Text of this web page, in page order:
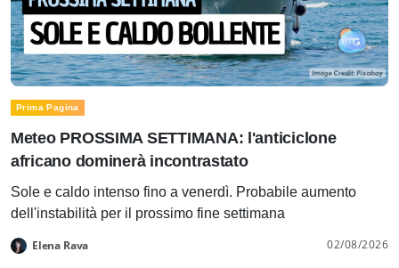
Prima Pagina
Meteo PROSSIMA SETTIMANA: l'anticiclone
africano dominerà incontrastato
Sole e caldo intenso fino a venerdì. Probabile aumento
dell'instabilità per il prossimo fine settimana
Elena Rava 02/08/2026